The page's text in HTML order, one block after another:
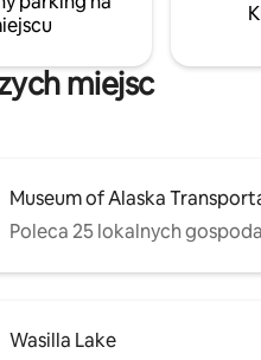
miejsc
Museum of Alaska
Poleca 25 lokalnych
Wasilla Lake